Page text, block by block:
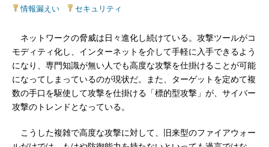
情報漏えい
セキュリティ
ネットワークの脅威は日々進化し続けている。攻撃ツールがコ
モディティ化し、インターネットを介して手軽に入手できるよう
になり、専門知識が無い人でも高度な攻撃を仕掛けることが可能
になってしまっているのが現状だ。また、ターゲットを定めて複
数の手口を駆使して攻撃を仕掛ける「標的型攻撃」が、サイバー
攻撃のトレンドとなっている。
こうした複雑で高度な攻撃に対して、旧来型のファイアウォー